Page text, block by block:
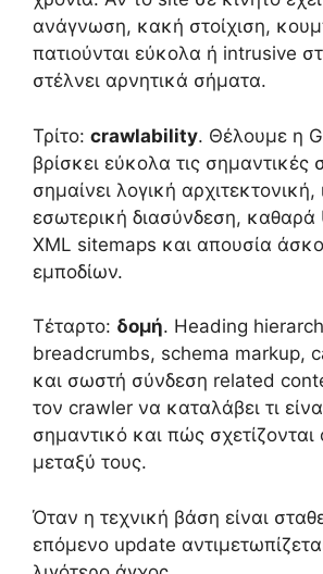
ανάγνωση, κακή στοίχιση,
πατιούνται εύκολα ή intrusive
στέλνει αρνητικά σήματα.
Τρίτο: crawlability. Θέλουμε η
βρίσκει εύκολα τις σημαντικές
σημαίνει λογική αρχιτεκτονική,
εσωτερική διασύνδεση,
XML sitemaps και απουσία
εμποδίων.
Τέταρτο: δομή. Heading
breadcrumbs, schema markup,
και σωστή σύνδεση related
τον crawler να καταλάβει τι
σημαντικό και πώς σχετίζονται
μεταξύ τους.
Όταν η τεχνική βάση είναι
επόμενο update